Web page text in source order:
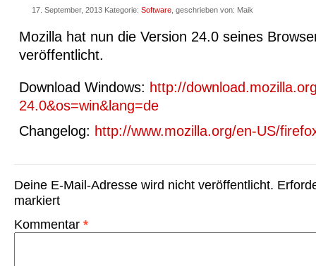
17. September, 2013 Kategorie: Software , geschrieben von: Maik
Mozilla hat nun die Version 24.0 seines
veröffentlicht.
Download Windows: http://
24.0&os=win&lang=de
Changelog: http://www.mozilla.org/en-US/
Deine E-Mail-Adresse wird nicht veröffentlicht.
markiert
Kommentar *